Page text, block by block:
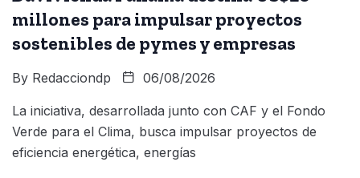
millones para impulsar proyectos
sostenibles de pymes y empresas
By Redacciondp 06/08/2026
La iniciativa, desarrollada junto con CAF y el Fondo
Verde para el Clima, busca impulsar proyectos de
eficiencia energética, energías